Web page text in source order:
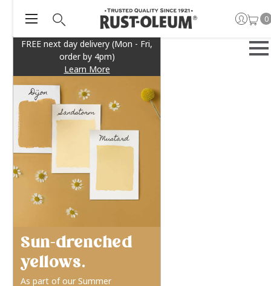
FREE next day delivery (Mon - Fri,
order by 4pm)
Learn More
0
Sun-drenched
yellows.
As part of our Summer